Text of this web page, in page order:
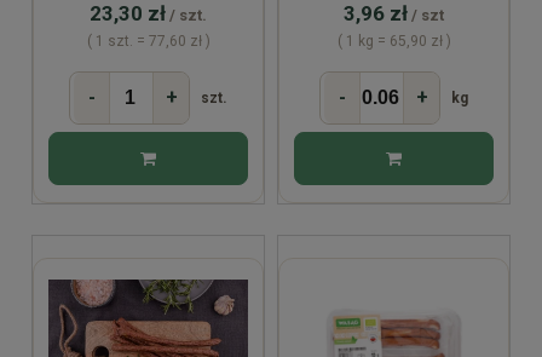
23,30 zł / szt.
( 1 szt. = 77,60 zł )
- + szt.
3,96 zł / szt
( 1 kg = 65,90 zł )
- + kg